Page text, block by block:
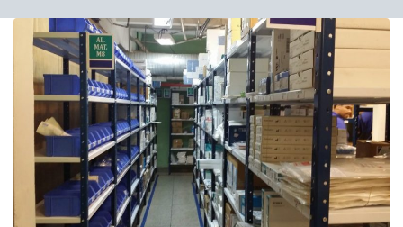
e ex-Presidente da Associação Nacional do Transportes
Rodoviário de Carga (NTC&Logística). Atual Presidente da
UniHealth Logística Hospitalar, uma das principais
empresas do setor de logística de produtos médicos e
farmacêuticos da América Latina.